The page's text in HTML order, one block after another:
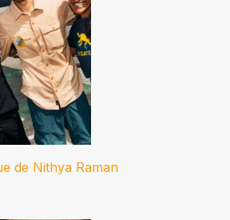
de Nithya Raman